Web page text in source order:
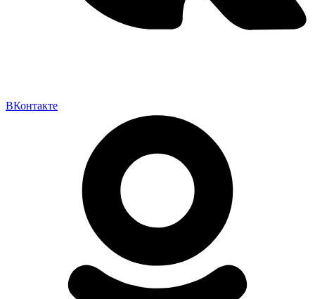
ВКонтакте